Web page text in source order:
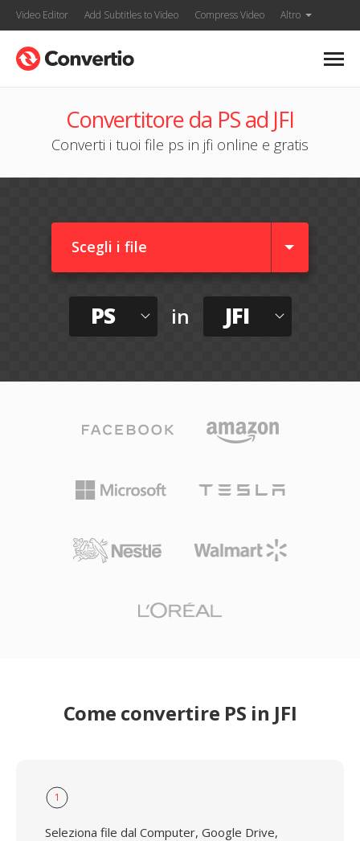
Video Editor Add Subtitles to Video Compress Video Altro
Convertitore da PS ad JFI
Converti i tuoi file ps in jfi online e gratis
Scegli i file
PS in JFI
Come convertire PS in JFI
1
Seleziona file dal Computer, Google Drive,